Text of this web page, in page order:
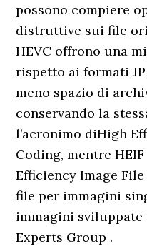
possono compiere
distruttive sui file
HEVC offrono una
rispetto ai formati
meno spazio di
conservando la
l’acronimo diHigh
Coding, mentre
Efficiency Image
file per immagini
immagini
Experts Group .